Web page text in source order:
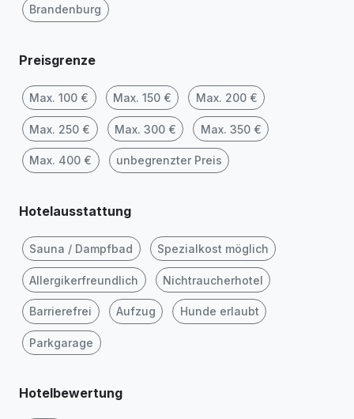
Brandenburg
Preisgrenze
Max. 100 € Max. 150 € Max. 200 €
Max. 250 € Max. 300 € Max. 350 €
Max. 400 € unbegrenzter Preis
Hotelausstattung
Sauna / Dampfbad Spezialkost möglich
Allergikerfreundlich Nichtraucherhotel
Barrierefrei Aufzug Hunde erlaubt
Parkgarage
Hotelbewertung